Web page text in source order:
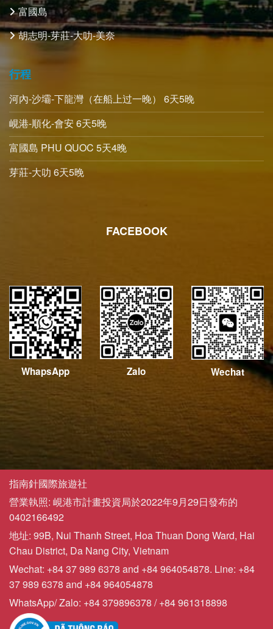
富國島
胡志明-芽莊-大叻-美奈
行程
河內-沙壩-下龍灣（在船上过一晚） 6天5晚
峴港-順化-會安 6天5晚
富國島 PHU QUOC 5天4晚
芽莊-大叻 6天5晚
FACEBOOK
WhapsApp Zalo Wechat
指南針國際旅遊社
營業執照: 峴港市計畫投資局於2022年9月29日發布的
0402166492
地址: 99B, Nui Thanh Street, Hoa Thuan Dong Ward, Hai
Chau District, Da Nang City, Vietnam
Wechat: +84 37 989 6378 and +84 964054878. Line: +84
37 989 6378 and +84 964054878
WhatsApp/ Zalo: +84 379896378 / +84 961318898